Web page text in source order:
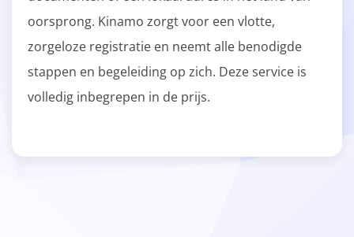
oorsprong. Kinamo zorgt voor een vlotte,
zorgeloze registratie en neemt alle benodigde
stappen en begeleiding op zich. Deze service is
volledig inbegrepen in de prijs.